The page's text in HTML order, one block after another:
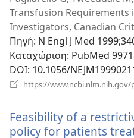
Transfusion Requirements
Investigators, Canadian
Πηγή‎: N Engl J Med
Καταχώριση‎: PubMed
DOI‎: 10.1056/
https://www.ncbi.nlm.nih.gov/
Feasibility of a
policy for patients